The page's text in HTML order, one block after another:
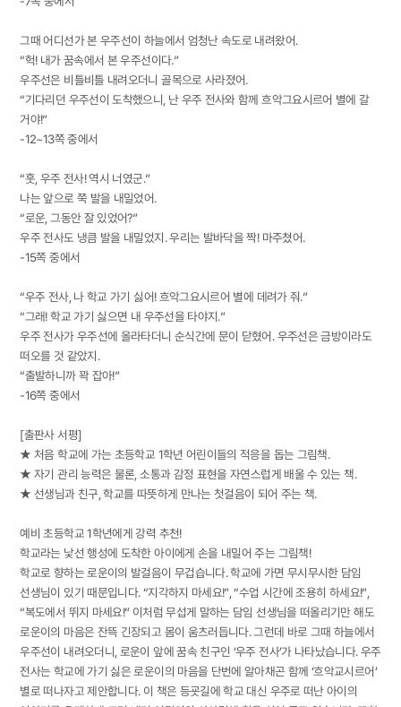
그때 어디선가 본 우주선이 하늘에서 엄청난 속도로 내려왔어.
“헉! 내가 꿈속에서 본 우주선이다.”
우주선은 비틀비틀 내려오더니 골목으로 사라졌어.
“기다리던 우주선이 도착했으니, 난 우주 전사와 함께 흐악그요시르어 별에 갈
거야!”
-12~13쪽 중에서
“훗, 우주 전사! 역시 너였군.”
나는 앞으로 쭉 발을 내밀었어.
“로운, 그동안 잘 있었어?”
우주 전사도 냉큼 발을 내밀었지. 우리는 발바닥을 짝! 마주쳤어.
-15쪽 중에서
“우주 전사, 나 학교 가기 싫어! 흐악그요시르어 별에 데려가 줘.”
“그래! 학교 가기 싫으면 내 우주선을 타야지.”
우주 전사가 우주선에 올라타더니 순식간에 문이 닫혔어. 우주선은 금방이라도
떠오를 것 같았지.
“출발하니까 꽉 잡아!”
-16쪽 중에서
[출판사 서평]
★ 처음 학교에 가는 초등학교 1학년 어린이들의 적응을 돕는 그림책.
★ 자기 관리 능력은 물론, 소통과 감정 표현을 자연스럽게 배울 수 있는 책.
★ 선생님과 친구, 학교를 따뜻하게 만나는 첫걸음이 되어 주는 책.
예비 초등학교 1학년에게 강력 추천!
학교라는 낯선 행성에 도착한 아이에게 손을 내밀어 주는 그림책!
학교로 향하는 로운이의 발걸음이 무겁습니다. 학교에 가면 무시무시한 담임
선생님이 있기 때문입니다. “지각하지 마세요!”, “수업 시간에 조용히 하세요!”,
“복도에서 뛰지 마세요!” 이처럼 무섭게 말하는 담임 선생님을 떠올리기만 해도
로운이의 마음은 잔뜩 긴장되고 몸이 움츠러듭니다. 그런데 바로 그때 하늘에서
우주선이 내려오더니, 로운이 앞에 꿈속 친구인 ‘우주 전사’가 나타났습니다. 우주
전사는 학교에 가기 싫은 로운이의 마음을 단번에 알아채곤 함께 ‘흐악교시르어’
별로 떠나자고 제안합니다. 이 책은 등굣길에 학교 대신 우주로 떠난 아이의